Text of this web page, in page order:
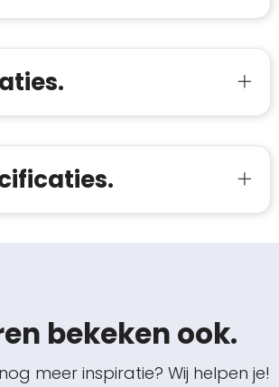
bekeken ook.
meer inspiratie? Wij helpen je!